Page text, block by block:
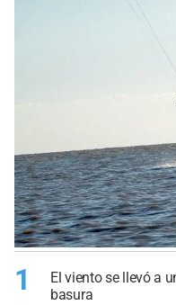
1
El viento se llevó a
basura